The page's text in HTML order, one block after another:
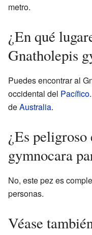
metro.
¿En qué
Gnatholepis
Puedes encontrar al
occidental del Pacífico
deAustralia.
¿Es
gymnocara
No, este pez es
personas.
Véase